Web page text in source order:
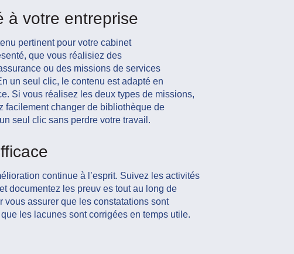
à votre entreprise
pertinent pour votre cabinet
que vous réalisiez des
ou des missions de services
un seul clic, le contenu est adapté en
Si vous réalisez les deux types de missions,
facilement changer de bibliothèque de
seul clic sans perdre votre travail.
continue à l’esprit. Suivez les activités
documentez les preuv es tout au long de
vous assurer que les constatations sont
les lacunes sont corrigées en temps utile.